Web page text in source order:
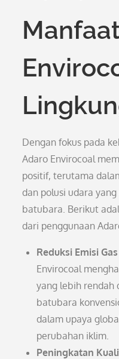
Dengan fokus pada
Adaro Envirocoal
positif, terutama
dan polusi udara
batubara. Berikut
dari penggunaan
Reduksi Emisi
Envirocoal
yang lebih rendah
batubara
dalam upaya
perubahan iklim.
Peningkatan